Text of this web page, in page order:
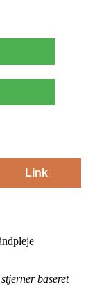
Link
baseret